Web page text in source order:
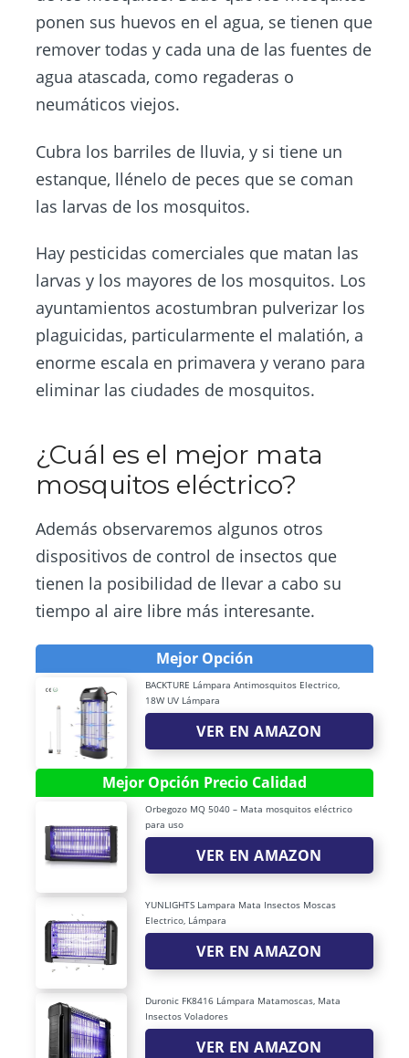
ponen sus huevos en el agua, se tienen que
remover todas y cada una de las fuentes de
agua atascada, como regaderas o
neumáticos viejos.
Cubra los barriles de lluvia, y si tiene un
estanque, llénelo de peces que se coman
las larvas de los mosquitos.
Hay pesticidas comerciales que matan las
larvas y los mayores de los mosquitos. Los
ayuntamientos acostumbran pulverizar los
plaguicidas, particularmente el malatión, a
enorme escala en primavera y verano para
eliminar las ciudades de mosquitos.
¿Cuál es el mejor mata
mosquitos eléctrico?
Además observaremos algunos otros
dispositivos de control de insectos que
tienen la posibilidad de llevar a cabo su
tiempo al aire libre más interesante.
Mejor Opción
BACKTURE Lámpara Antimosquitos Electrico,
18W UV Lámpara
VER EN AMAZON
Mejor Opción Precio Calidad
Orbegozo MQ 5040 – Mata mosquitos eléctrico
para uso
VER EN AMAZON
YUNLIGHTS Lampara Mata Insectos Moscas
Electrico, Lámpara
VER EN AMAZON
Duronic FK8416 Lámpara Matamoscas, Mata
Insectos Voladores
VER EN AMAZON